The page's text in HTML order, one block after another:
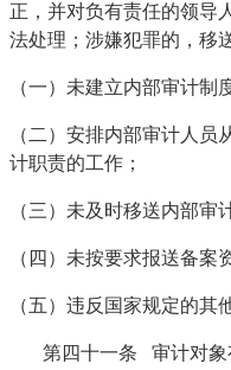
正，并对负有责任的领导
法处理；涉嫌犯罪的，移
（一）未建立内部审计制
（二）安排内部审计人
计职责的工作；
（三）未及时移送内部审
（四）未按要求报送备案
（五）违反国家规定的其
第四十一条 审计对象